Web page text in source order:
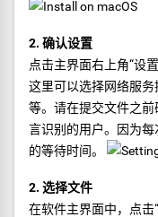
2. 确认设置
点击主界面右上角“设
这里可以选择网络服
等。请在提交文件之
言识别的用户。因为
的等待时间。
2. 选择文件
在软件主界面中，点击